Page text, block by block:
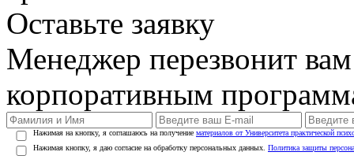
Оставьте заявку
Менеджер перезвонит
корпоративным
Нажимая на кнопку, я соглашаюсь на получение материалов от Университета практической
Нажимая кнопку, я даю согласие на обработку персональных данных. Политика защиты